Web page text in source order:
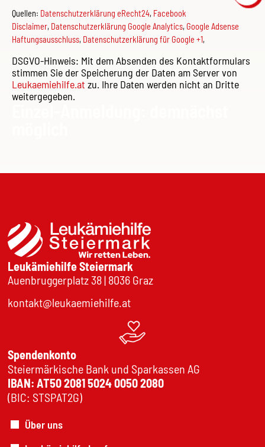
Quellen: Datenschutzerklärung eRecht24, Facebook
Disclaimer, Datenschutzerklärung Google Analytics, Google Adsense
Haftungsausschluss, Datenschutzerklärung für Google +1,
DSGVO-Hinweis: Mit dem Absenden des Kontaktformulars
stimmen Sie der Speicherung der Daten am Server von
Leukaemiehilfe.at zu. Ihre Daten werden nicht an Dritte
weitergegeben.
Leukämiehilfe Steiermark
Auenbruggerplatz 38 | 8036 Graz
kontakt@leukaemiehilfe.at
Spendenkonto
Steiermärkische Bank und Sparkassen AG
IBAN: AT50 2081 5024 0050 2080
(BIC: STSPAT2G)
Über uns